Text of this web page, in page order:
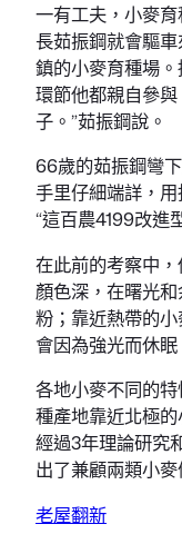
一有工夫，小麥
長茹振鋼就會驅
鎮的小麥育種場
環節他都親自參
子。”茹振鋼說。
66歲的茹振鋼彎
手里仔細端詳，
“這百農4199改進
在此前的考察中
顏色深，在曙光
粉；靠近熱帶的
會因為強光而休眠
各地小麥不同的
種產地靠近北極
經過3年理論研究
出了兼顧兩類小
老屋翻新